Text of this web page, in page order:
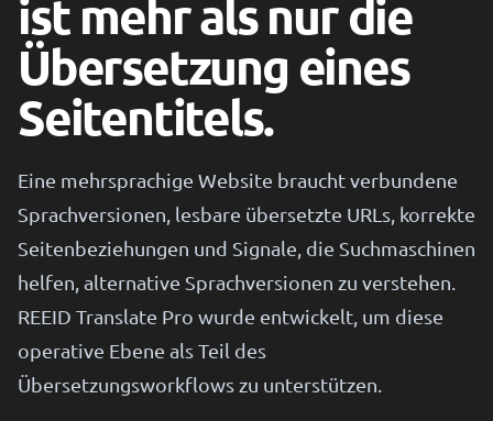
ist mehr als nur die
Übersetzung eines
Seitentitels.
Eine mehrsprachige Website braucht verbundene
Sprachversionen, lesbare übersetzte URLs, korrekte
Seitenbeziehungen und Signale, die Suchmaschinen
helfen, alternative Sprachversionen zu verstehen.
REEID Translate Pro wurde entwickelt, um diese
operative Ebene als Teil des
Übersetzungsworkflows zu unterstützen.